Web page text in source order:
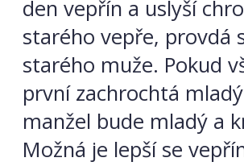
den vepřín a uslyší
starého vepře, provdá
starého muže. Pokud
první zachrochtá
manžel bude mladý a
Možná je lepší se